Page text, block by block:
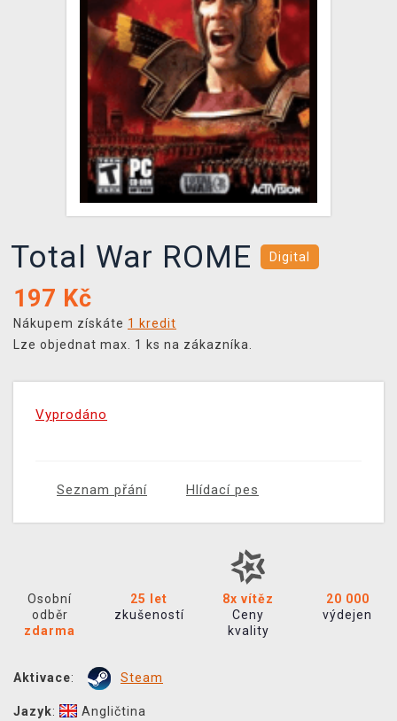
DOPRAVA
XZONE KLUB
TCG & BOARDGAME HUB
VÝKUP HER (BAZAR)
Total War ROME Digital
197 Kč
Nákupem získáte 1 kredit
Lze objednat max. 1 ks na zákazníka.
Vyprodáno
Seznam přání Hlídací pes
Osobní
odběr
zdarma
25 let
zkušeností
8x vítěz
Ceny
kvality
20 000
výdejen
Aktivace: Steam
Jazyk:
Angličtina